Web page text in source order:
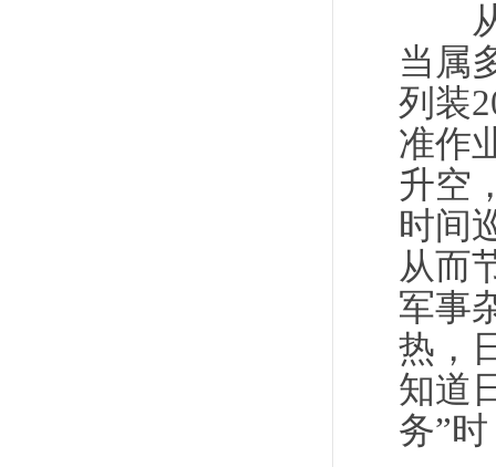
从
当属
列装
准作
升空
时间
从而
军事
热，
知道
务”